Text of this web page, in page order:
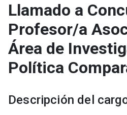
Llamado a
Profesor/a
Área de
Política
Descripción del